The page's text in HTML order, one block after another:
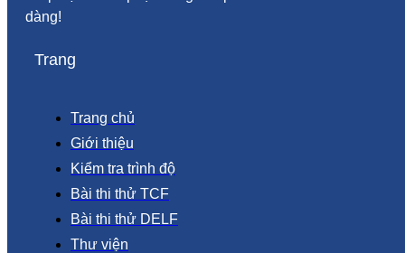
dàng!
Trang
Trang chủ
Giới thiệu
Kiểm tra trình độ
Bài thi thử TCF
Bài thi thử DELF
Thư viện